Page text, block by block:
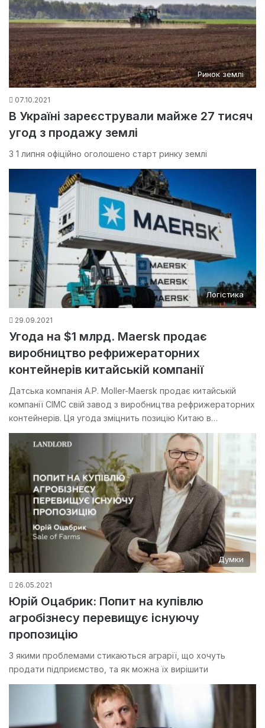
Ринок землі
07.10.2021
В Україні зареєстрували майже 27 тисяч
угод з продажу землі
З 1 липня офіційно оголошено старт ринку землі
Логістика
29.09.2021
Угода на $1 млрд. Maersk продає
виробництво рефрижераторних
контейнерів китайській компанії
Датська компанія A.P. Moller-Maersk продає китайській
компанії CIMC свій завод з виробництва рефрижераторних
контейнерів. Ця угода зміцнить позицію Китаю в…
Думки
26.05.2021
Юрій Оцабрик: Попит на купівлю
агробізнесу перевищує існуючу
пропозицію
З якими проблемами стикаються аграрії, що хочуть
продати підприємство, та як можна їх вирішити